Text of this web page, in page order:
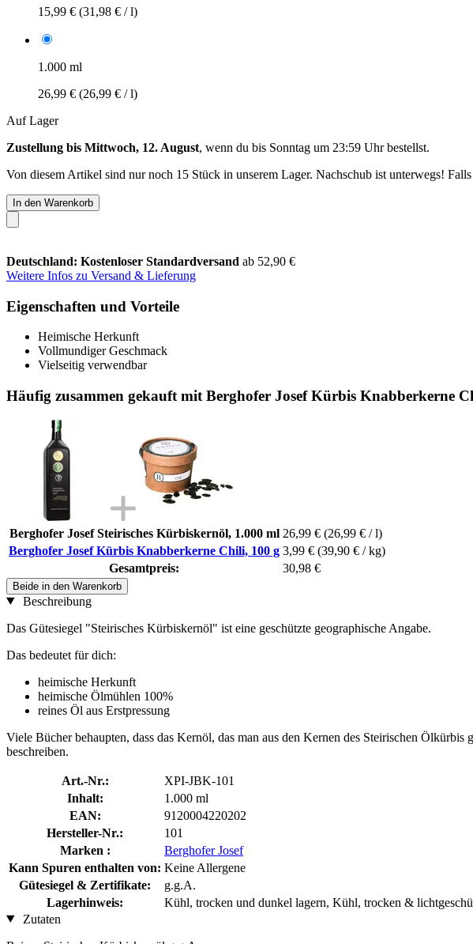
15,99 € (31,98 € / l)
1.000 ml
26,99 € (26,99 € / l)
Auf Lager
Zustellung bis Mittwoch, 12. August, wenn du bis Sonntag um 23:59 Uhrbestellst.
Von diesem Artikel sind nur noch 15 Stück in unserem Lager. Nachschub ist unterwegs!
In den Warenkorb
Deutschland: Kostenloser Standardversand ab 52,90 €
Weitere Infos zu Versand & Lieferung
Eigenschaften und Vorteile
Heimische Herkunft
Vollmundiger Geschmack
Vielseitig verwendbar
Häufig zusammen gekauft mit Berghofer Josef Kürbis Knabberkerne
Berghofer Josef Steirisches Kürbiskernöl, 1.000 ml 26,99 € (26,99 € / l)
Berghofer Josef Kürbis Knabberkerne Chili, 100 g 3,99 € (39,90 € / kg)
Gesamtpreis:
30,98 €
Beide in den Warenkorb
Beschreibung
Das Gütesiegel "Steirisches Kürbiskernöl" ist eine geschützte geographische Angabe.
Das bedeutet für dich:
heimische Herkunft
heimische Ölmühlen 100%
reines Öl aus Erstpressung
Viele Bücher behaupten, dass das Kernöl, das man aus den Kernen des Steirischen
beschreiben.
Art.-Nr.:
XPI-JBK-101
Inhalt:
1.000 ml
EAN:
9120004220202
Hersteller-Nr.:
101
Marken :
Berghofer Josef
Kann Spuren enthalten von: Keine Allergene
Gütesiegel & Zertifikate:
g.g.A.
Lagerhinweis:
Kühl, trocken und dunkel lagern, Kühl, trocken &
Zutaten